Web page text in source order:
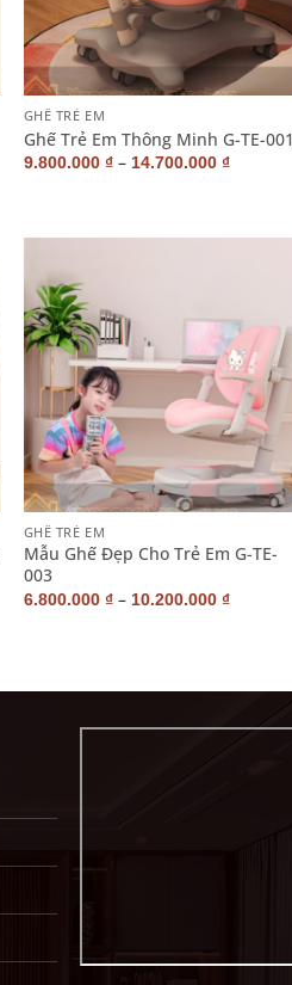
GHẾ TRẺ EM
Ghế Trẻ Em Thông Minh G-TE-001
9.800.000 ₫– 14.700.000 ₫
+
GHẾ TRẺ EM
Mẫu Ghế Đẹp Cho Trẻ Em G-TE-
003
6.800.000 ₫– 10.200.000 ₫